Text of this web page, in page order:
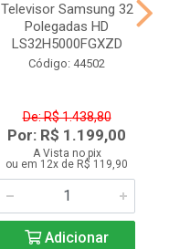
Televisor Samsung 32
Polegadas HD
LS32H5000FGXZD
Código: 44502
De: R$ 1.438,80
Por: R$ 1.199,00
A Vista no pix
ou em 12x de R$ 119,90
Adicionar